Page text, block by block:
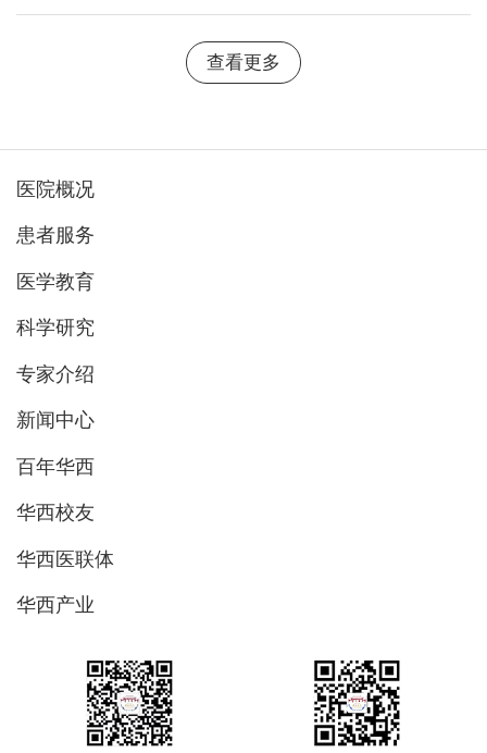
查看更多
医院概况
患者服务
医学教育
科学研究
专家介绍
新闻中心
百年华西
华西校友
华西医联体
华西产业